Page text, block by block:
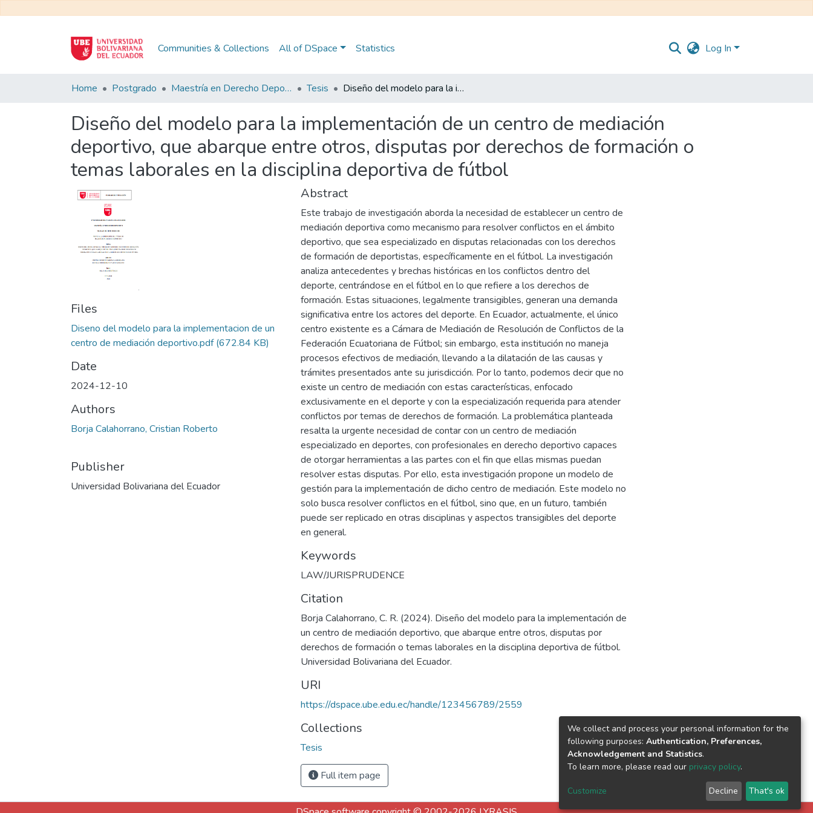
Communities & Collections All of DSpace Statistics Log In
Home Postgrado Maestría en Derecho Deportivo Tesis Diseño del modelo para la implementación de un centro de mediación deportivo, que abarque entre otros, disputas por derechos de formación o temas laborales en la disciplina deportiva de fútbol
Diseño del modelo para la implementación de un centro de mediación
deportivo, que abarque entre otros, disputas por derechos de formación o
temas laborales en la disciplina deportiva de fútbol
Files
Diseno del modelo para la implementacion de un
centro de mediación deportivo.pdf(672.84 KB)
Date
2024-12-10
Authors
Borja Calahorrano, Cristian Roberto
Publisher
Universidad Bolivariana del Ecuador
Abstract
Este trabajo de investigación aborda la necesidad de establecer un centro de
mediación deportiva como mecanismo para resolver conflictos en el ámbito
deportivo, que sea especializado en disputas relacionadas con los derechos
de formación de deportistas, específicamente en el fútbol. La investigación
analiza antecedentes y brechas históricas en los conflictos dentro del
deporte, centrándose en el fútbol en lo que refiere a los derechos de
formación. Estas situaciones, legalmente transigibles, generan una demanda
significativa entre los actores del deporte. En Ecuador, actualmente, el único
centro existente es a Cámara de Mediación de Resolución de Conflictos de la
Federación Ecuatoriana de Fútbol; sin embargo, esta institución no maneja
procesos efectivos de mediación, llevando a la dilatación de las causas y
trámites presentados ante su jurisdicción. Por lo tanto, podemos decir que no
existe un centro de mediación con estas características, enfocado
exclusivamente en el deporte y con la especialización requerida para atender
conflictos por temas de derechos de formación. La problemática planteada
resalta la urgente necesidad de contar con un centro de mediación
especializado en deportes, con profesionales en derecho deportivo capaces
de otorgar herramientas a las partes con el fin que ellas mismas puedan
resolver estas disputas. Por ello, esta investigación propone un modelo de
gestión para la implementación de dicho centro de mediación. Este modelo no
solo busca resolver conflictos en el fútbol, sino que, en un futuro, también
puede ser replicado en otras disciplinas y aspectos transigibles del deporte
en general.
Keywords
LAW/JURISPRUDENCE
Citation
Borja Calahorrano, C. R. (2024). Diseño del modelo para la implementación de
un centro de mediación deportivo, que abarque entre otros, disputas por
derechos de formación o temas laborales en la disciplina deportiva de fútbol.
Universidad Bolivariana del Ecuador.
URI
https://dspace.ube.edu.ec/handle/123456789/2559
Collections
Tesis
Full item page
We collect and process your personal information for the
following purposes: Authentication, Preferences,
Acknowledgement and Statistics.
To learn more, please read our privacy policy.
Customize Decline That's ok